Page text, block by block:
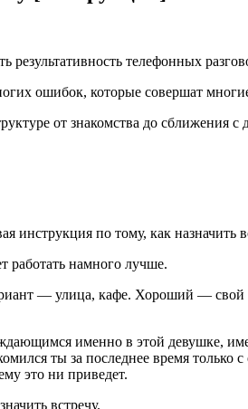
телефонных
ошибок, которые совершат
от знакомства до сближения
инструкция по тому, как назначить
работать намного лучше.
— улица, кафе. Хороший — свой
именно в этой девушке,
ты за последнее время только
это ни приведет.
встречу.